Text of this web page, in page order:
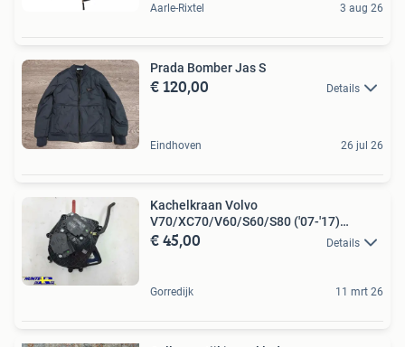
Aarle-Rixtel 3 aug 26
Prada Bomber Jas S
€ 120,00 Details
Eindhoven 26 jul 26
Kachelkraan Volvo
V70/XC70/V60/S60/S80 ('07-'17)
30767027
€ 45,00 Details
Gorredijk 11 mrt 26